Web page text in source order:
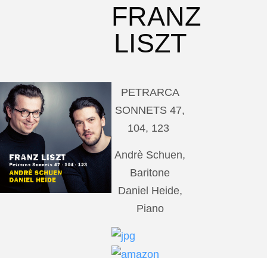
FRANZ
LISZT
PETRARCA
SONNETS 47,
104, 123
Andrè Schuen,
Baritone
Daniel Heide,
Piano